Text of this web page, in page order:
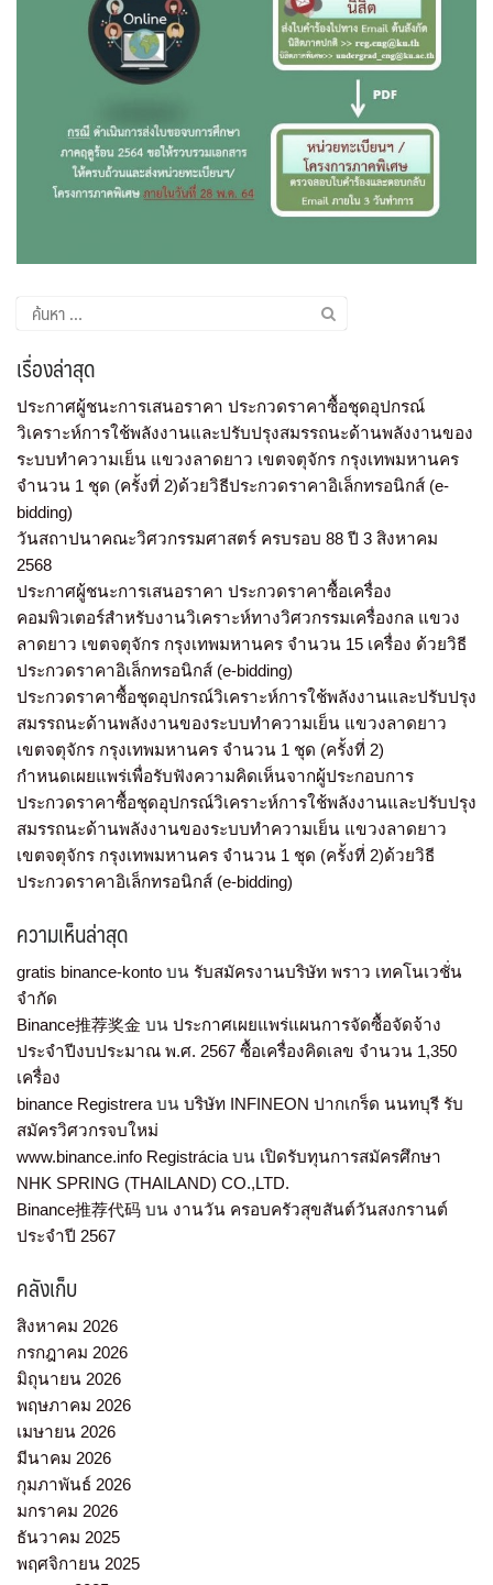
เรื่องล่าสุด
ประกาศผู้ชนะการเสนอราคา ประกวดราคาซื้อชุดอุปกรณ์
วิเคราะห์การใช้พลังงานและปรับปรุงสมรรถนะด้านพลังงานของ
ระบบทำความเย็น แขวงลาดยาว เขตจตุจักร กรุงเทพมหานคร
จำนวน 1 ชุด (ครั้งที่ 2)ด้วยวิธีประกวดราคาอิเล็กทรอนิกส์ (e-
bidding)
วันสถาปนาคณะวิศวกรรมศาสตร์ ครบรอบ 88 ปี 3 สิงหาคม
2568
ประกาศผู้ชนะการเสนอราคา ประกวดราคาซื้อเครื่อง
คอมพิวเตอร์สำหรับงานวิเคราะห์ทางวิศวกรรมเครื่องกล แขวง
ลาดยาว เขตจตุจักร กรุงเทพมหานคร จำนวน 15 เครื่อง ด้วยวิธี
ประกวดราคาอิเล็กทรอนิกส์ (e-bidding)
ประกวดราคาซื้อชุดอุปกรณ์วิเคราะห์การใช้พลังงานและปรับปรุง
สมรรถนะด้านพลังงานของระบบทำความเย็น แขวงลาดยาว
เขตจตุจักร กรุงเทพมหานคร จำนวน 1 ชุด (ครั้งที่ 2)
กำหนดเผยแพร่เพื่อรับฟังความคิดเห็นจากผู้ประกอบการ
ประกวดราคาซื้อชุดอุปกรณ์วิเคราะห์การใช้พลังงานและปรับปรุง
สมรรถนะด้านพลังงานของระบบทำความเย็น แขวงลาดยาว
เขตจตุจักร กรุงเทพมหานคร จำนวน 1 ชุด (ครั้งที่ 2)ด้วยวิธี
ประกวดราคาอิเล็กทรอนิกส์ (e-bidding)
ความเห็นล่าสุด
gratis binance-konto บน รับสมัครงานบริษัท พราว เทคโนเวชั่น
จำกัด
Binance推荐奖金 บน ประกาศเผยแพร่แผนการจัดซื้อจัดจ้าง
ประจำปีงบประมาณ พ.ศ. 2567 ซื้อเครื่องคิดเลข จำนวน 1,350
เครื่อง
binance Registrera บน บริษัท INFINEON ปากเกร็ด นนทบุรี รับ
สมัครวิศวกรจบใหม่
www.binance.info Registrácia บน เปิดรับทุนการสมัครศึกษา
NHK SPRING (THAILAND) CO.,LTD.
Binance推荐代码 บน งานวัน ครอบครัวสุขสันต์วันสงกรานต์
ประจำปี 2567
คลังเก็บ
สิงหาคม 2026
กรกฎาคม 2026
มิถุนายน 2026
พฤษภาคม 2026
เมษายน 2026
มีนาคม 2026
กุมภาพันธ์ 2026
มกราคม 2026
ธันวาคม 2025
พฤศจิกายน 2025